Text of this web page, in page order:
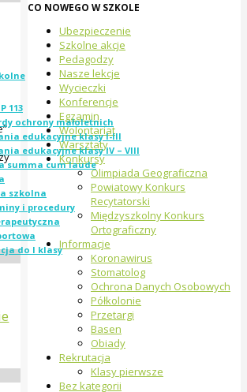
113
ochrony małoletnich
edukacyjne klasy I-III
edukacyjne klasy IV – VIII
summa cum laude
szkolna
i procedury
do I klasy
CO NOWEGO W SZKOLE
Ubezpieczenie
Szkolne akcje
Pedagodzy
Nasze lekcje
Wycieczki
Konferencje
Egzamin
Wolontariat
Warsztaty
Konkursy
Olimpiada Geograficzna
Powiatowy Konkurs
Recytatorski
Międzyszkolny Konkurs
Ortograficzny
Informacje
Koronawirus
Stomatolog
Ochrona Danych Osobowych
Półkolonie
Przetargi
Basen
Obiady
Rekrutacja
Klasy pierwsze
Bez kategorii